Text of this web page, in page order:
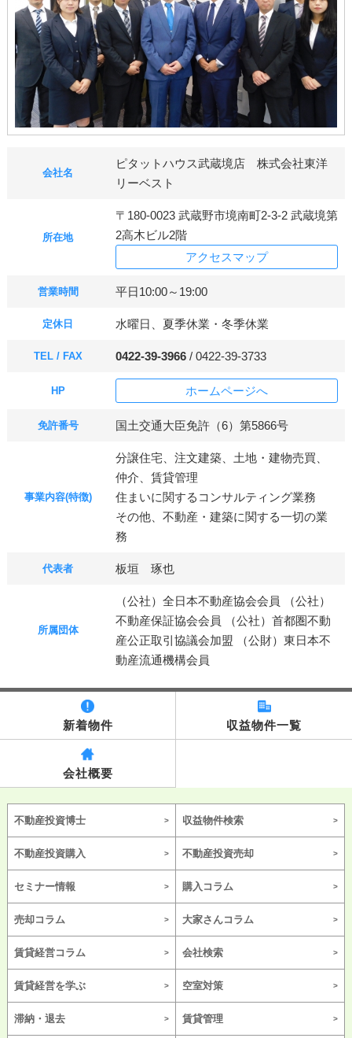
会社名
ピタットハウス武蔵境店 株式会社東洋
リーベスト
所在地
〒180-0023 武蔵野市境南町2-3-2 武蔵境第
2高木ビル2階
アクセスマップ
営業時間 平日10:00～19:00
定休日 水曜日、夏季休業・冬季休業
TEL / FAX 0422-39-3966/ 0422-39-3733
HP ホームページへ
免許番号 国土交通大臣免許（6）第5866号
事業内容(特徴)
分譲住宅、注文建築、土地・建物売買、
仲介、賃貸管理
住まいに関するコンサルティング業務
その他、不動産・建築に関する一切の業
務
代表者 板垣 琢也
所属団体
（公社）全日本不動産協会会員 （公社）
不動産保証協会会員 （公社）首都圏不動
産公正取引協議会加盟 （公財）東日本不
動産流通機構会員
新着物件 収益物件一覧
会社概要
不動産投資博士 収益物件検索
不動産投資購入 不動産投資売却
セミナー情報 購入コラム
売却コラム 大家さんコラム
賃貸経営コラム 会社検索
賃貸経営を学ぶ 空室対策
滞納・退去 賃貸管理